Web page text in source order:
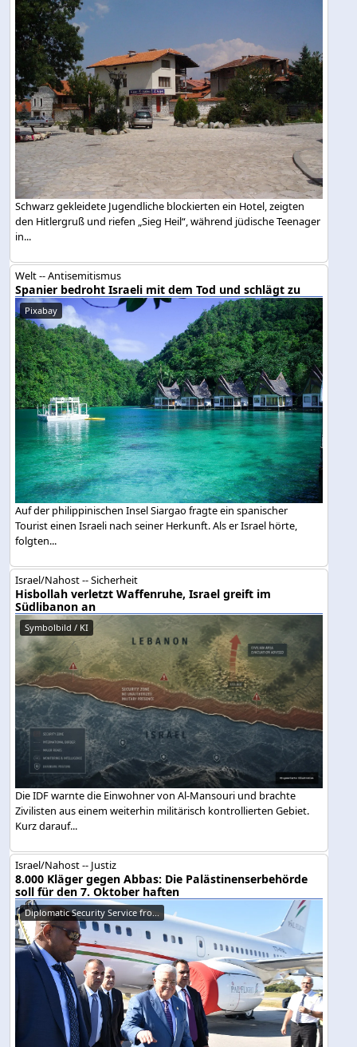
Schwarz gekleidete Jugendliche blockierten ein Hotel, zeigten
den Hitlergruß und riefen „Sieg Heil“, während jüdische Teenager
in...
Welt -- Antisemitismus
Spanier bedroht Israeli mit dem Tod und schlägt zu
Pixabay
Auf der philippinischen Insel Siargao fragte ein spanischer
Tourist einen Israeli nach seiner Herkunft. Als er Israel hörte,
folgten...
Israel/Nahost -- Sicherheit
Hisbollah verletzt Waffenruhe, Israel greift im
Südlibanon an
Symbolbild / KI
Die IDF warnte die Einwohner von Al-Mansouri und brachte
Zivilisten aus einem weiterhin militärisch kontrollierten Gebiet.
Kurz darauf...
Israel/Nahost -- Justiz
8.000 Kläger gegen Abbas: Die Palästinenserbehörde
soll für den 7. Oktober haften
Diplomatic Security Service fro...